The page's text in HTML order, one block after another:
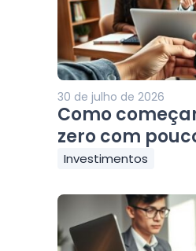
30 de julho de 2026
Como
zero com
Investimentos